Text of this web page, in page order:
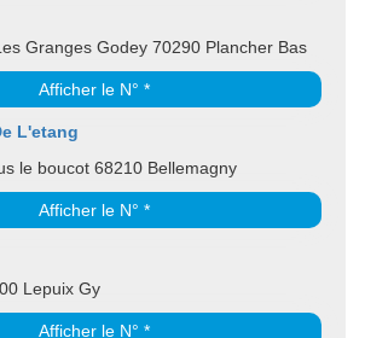
Granges Godey 70290 Plancher Bas
Afficher le N° *
L'etang
le boucot 68210 Bellemagny
Afficher le N° *
Lepuix Gy
Afficher le N° *